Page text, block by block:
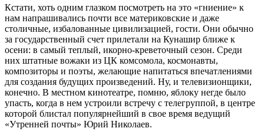
Кстати, хоть одним глазком посмотреть на это «гниение» к
нам напрашивались почти все материковские и даже
столичные, избалованные цивилизацией, гости. Они обычно
за государственный счет прилетали на Кунашир ближе к
осени: в самый теплый, икорно-креветочный сезон. Среди
них штатные вожаки из ЦК комсомола, космонавты,
композиторы и поэты, желающие напитаться впечатлениями
для создания будущих произведений. Ну, и телевизионщики,
конечно. В местном кинотеатре, помню, яблоку негде было
упасть, когда в нем устроили встречу с телегруппой, в центре
которой блистал популярнейший в свое время ведущий
«Утренней почты» Юрий Николаев.